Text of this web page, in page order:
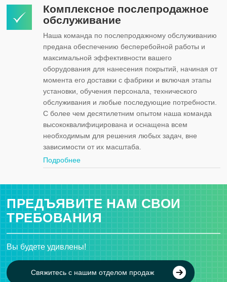
Комплексное послепродажное
обслуживание
Наша команда по послепродажному обслуживанию
предана обеспечению бесперебойной работы и
максимальной эффективности вашего
оборудования для нанесения покрытий, начиная от
момента его доставки с фабрики и включая этапы
установки, обучения персонала, технического
обслуживания и любые последующие потребности.
С более чем десятилетним опытом наша команда
высококвалифицирована и оснащена всем
необходимым для решения любых задач, вне
зависимости от их масштаба.
Подробнее
ПРЕДЪЯВИТЕ НАМ СВОИ
ТРЕБОВАНИЯ
Вы будете удивлены!
Свяжитесь с нашим отделом продаж